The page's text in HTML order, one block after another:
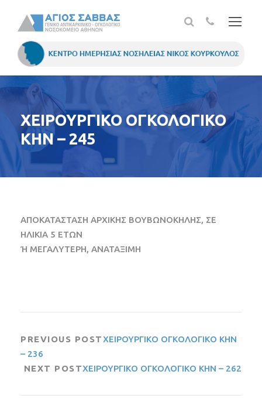
ΧΕΙΡΟΥΡΓΙΚΟ ΟΓΚΟΛΟΓΙΚΟ
ΚΗΝ – 245
ΑΠΟΚΑΤΑΣΤΑΣΗ ΑΡΧΙΚΗΣ ΒΟΥΒΩΝΟΚΗΛΗΣ, ΣΕ
ΗΛΙΚΙΑ 5 ΕΤΩΝ
Ή ΜΕΓΑΛΥΤΕΡΗ, ΑΝΑΤΑΞΙΜΗ
PREVIOUS POSTΧΕΙΡΟΥΡΓΙΚΟ ΟΓΚΟΛΟΓΙΚΟ ΚΗΝ
– 236
NEXT POSTΧΕΙΡΟΥΡΓΙΚΟ ΟΓΚΟΛΟΓΙΚΟ ΚΗΝ – 262